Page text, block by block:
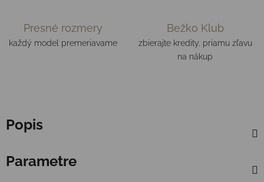
Presné rozmery
každý model premeriavame
Bežko Klub
zbierajte kredity, priamu zľavu
na nákup
Popis
Parametre